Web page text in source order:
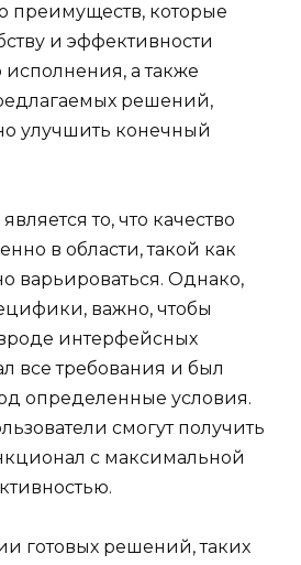
преимуществ, которые
и эффективности
исполнения, а также
решений,
улучшить конечный
то, что качество
в области, такой как
варьироваться. Однако,
важно, чтобы
интерфейсных
все требования и был
определенные условия.
смогут получить
с максимальной
готовых решений, таких